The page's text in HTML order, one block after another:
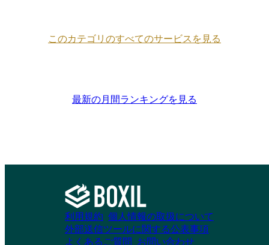
このカテゴリのすべてのサービスを見る
最新の月間ランキングを見る
利用規約 個人情報の取扱について
外部送信ツールに関する公表事項
よくあるご質問
お問い合わせ